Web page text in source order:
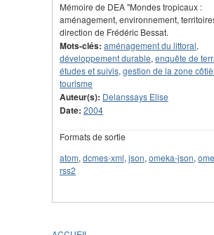
Mémoire de DEA "Mondes tropicaux :
aménagement, environnement,
direction de Frédéric Bessat.
Mots-clés: aménagement du littoral,
développement durable, enquête de
études et suivis, gestion de la zone
tourisme
Auteur(s): Delanssays Elise
Date: 2004
Formats de sortie
atom, dcmes-xml, json, omeka-json,
rss2